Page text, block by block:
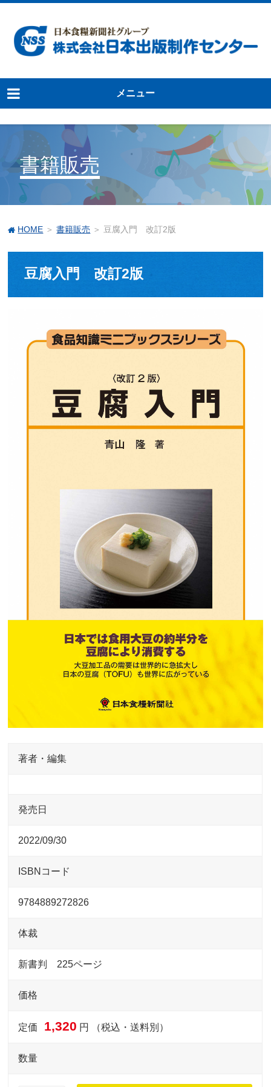
メニュー
書籍販売
HOME ＞書籍販売 ＞ 豆腐入門 改訂2版
豆腐入門 改訂2版
著者・編集
発売日
2022/09/30
ISBNコード
9784889272826
体裁
新書判 225ページ
価格
定価 1,320 円 （税込・送料別）
数量